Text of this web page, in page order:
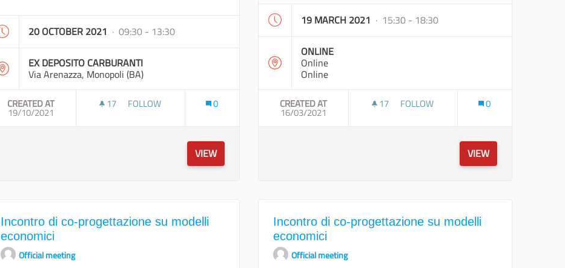
20 OCTOBER 2021 · 09:30 - 13:30
EX DEPOSITO CARBURANTI
Via Arenazza, Monopoli (BA)
CREATED AT
19/10/2021
17 17 FOLLOWERS
FOLLOW
DALLE SUGGESTIONI ALLE IDEE ATTRAVERSO L’USO
0
VIEW
19 MARCH 2021 · 15:30 - 18:30
ONLINE
Online
Online
CREATED AT
16/03/2021
17 17 FOLLOWERS
FOLLOW 0
VIEW
Incontro di co-progettazione su modelli
economici
Official meeting
Incontro di co-progettazione su modelli
economici
Official meeting